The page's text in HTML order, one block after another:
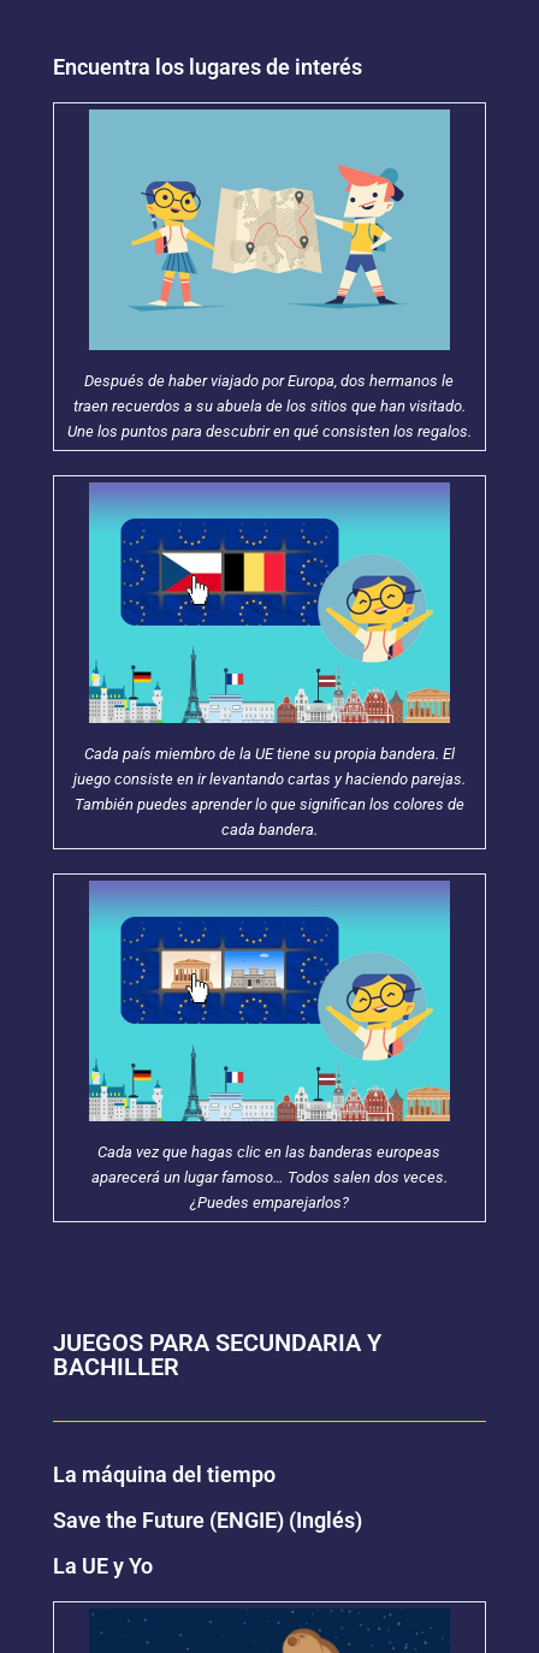
Encuentra los lugares de interés
Después de haber viajado por Europa, dos hermanos le
traen recuerdos a su abuela de los sitios que han visitado.
Une los puntos para descubrir en qué consisten los regalos.
Cada país miembro de la UE tiene su propia bandera. El
juego consiste en ir levantando cartas y haciendo parejas.
También puedes aprender lo que significan los colores de
cada bandera.
Cada vez que hagas clic en las banderas europeas
aparecerá un lugar famoso… Todos salen dos veces.
¿Puedes emparejarlos?
JUEGOS PARA SECUNDARIA Y
BACHILLER
La máquina del tiempo
Save the Future (ENGIE) (Inglés)
La UE y Yo